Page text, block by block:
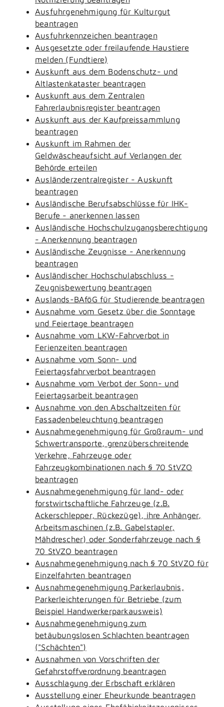
Ausfuhrgenehmigung für Kulturgut
beantragen
Ausfuhrkennzeichen beantragen
Ausgesetzte oder freilaufende Haustiere
melden (Fundtiere)
Auskunft aus dem Bodenschutz- und
Altlastenkataster beantragen
Auskunft aus dem Zentralen
Fahrerlaubnisregister beantragen
Auskunft aus der Kaufpreissammlung
beantragen
Auskunft im Rahmen der
Geldwäscheaufsicht auf Verlangen der
Behörde erteilen
Ausländerzentralregister - Auskunft
beantragen
Ausländische Berufsabschlüsse für IHK-
Berufe - anerkennen lassen
Ausländische Hochschulzugangsberechtigung
- Anerkennung beantragen
Ausländische Zeugnisse - Anerkennung
beantragen
Ausländischer Hochschulabschluss -
Zeugnisbewertung beantragen
Auslands-BAföG für Studierende beantragen
Ausnahme vom Gesetz über die Sonntage
und Feiertage beantragen
Ausnahme vom LKW-Fahrverbot in
Ferienzeiten beantragen
Ausnahme vom Sonn- und
Feiertagsfahrverbot beantragen
Ausnahme vom Verbot der Sonn- und
Feiertagsarbeit beantragen
Ausnahme von den Abschaltzeiten für
Fassadenbeleuchtung beantragen
Ausnahmegenehmigung für Großraum- und
Schwertransporte, grenzüberschreitende
Verkehre, Fahrzeuge oder
Fahrzeugkombinationen nach § 70 StVZO
beantragen
Ausnahmegenehmigung für land- oder
forstwirtschaftliche Fahrzeuge (z.B.
Ackerschlepper, Rückezüge), ihre Anhänger,
Arbeitsmaschinen (z.B. Gabelstapler,
Mähdrescher) oder Sonderfahrzeuge nach §
70 StVZO beantragen
Ausnahmegenehmigung nach § 70 StVZO für
Einzelfahrten beantragen
Ausnahmegenehmigung Parkerlaubnis,
Parkerleichterungen für Betriebe (zum
Beispiel Handwerkerparkausweis)
Ausnahmegenehmigung zum
betäubungslosen Schlachten beantragen
("Schächten")
Ausnahmen von Vorschriften der
Gefahrstoffverordnung beantragen
Ausschlagung der Erbschaft erklären
Ausstellung einer Eheurkunde beantragen